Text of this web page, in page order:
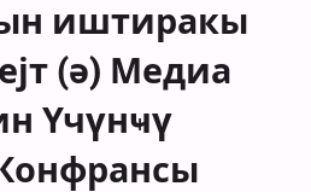
иштиракы
(ә) Медиа
Үчүнҹү